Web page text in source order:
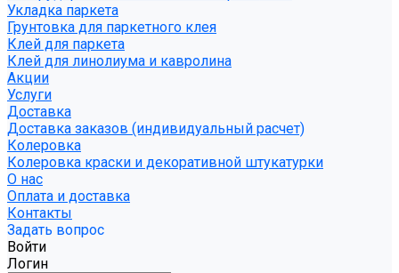
Укладка паркета
Грунтовка для паркетного клея
Клей для паркета
Клей для линолиума и кавролина
Акции
Услуги
Доставка
Доставка заказов (индивидуальный расчет)
Колеровка
Колеровка краски и декоративной штукатурки
О нас
Оплата и доставка
Контакты
Задать вопрос
Войти
Логин